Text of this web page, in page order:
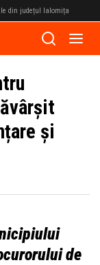
din județul Ialomița
și
de